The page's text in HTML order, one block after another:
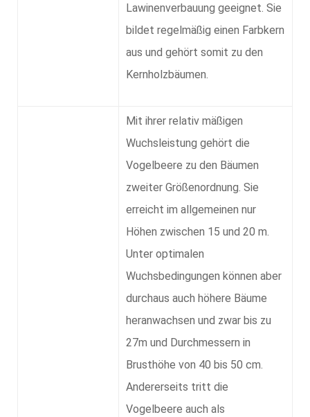
Lawinenverbauung geeignet. Sie
bildet regelmäßig einen Farbkern
aus und gehört somit zu den
Kernholzbäumen.
Mit ihrer relativ mäßigen
Wuchsleistung gehört die
Vogelbeere zu den Bäumen
zweiter Größenordnung. Sie
erreicht im allgemeinen nur
Höhen zwischen 15 und 20 m.
Unter optimalen
Wuchsbedingungen können aber
durchaus auch höhere Bäume
heranwachsen und zwar bis zu
27m und Durchmessern in
Brusthöhe von 40 bis 50 cm.
Andererseits tritt die
Vogelbeere auch als